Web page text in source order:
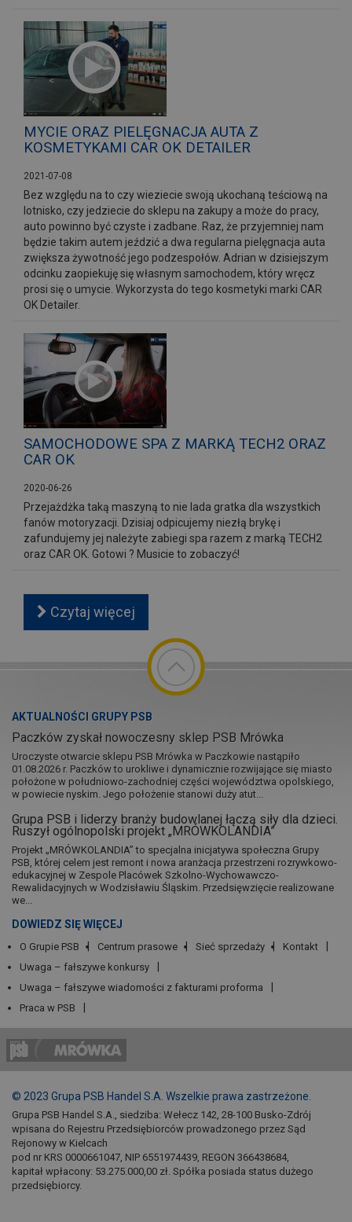
MYCIE ORAZ PIELĘGNACJA AUTA Z
KOSMETYKAMI CAR OK DETAILER
2021-07-08
Bez względu na to czy wieziecie swoją ukochaną teściową na
lotnisko, czy jedziecie do sklepu na zakupy a może do pracy,
auto powinno być czyste i zadbane. Raz, że przyjemniej nam
będzie takim autem jeździć a dwa regularna pielęgnacja auta
zwiększa żywotność jego podzespołów. Adrian w dzisiejszym
odcinku zaopiekuję się własnym samochodem, który wręcz
prosi się o umycie. Wykorzysta do tego kosmetyki marki CAR
OK Detailer.
SAMOCHODOWE SPA Z MARKĄ TECH2 ORAZ
CAR OK
2020-06-26
Przejażdżka taką maszyną to nie lada gratka dla wszystkich
fanów motoryzacji. Dzisiaj odpicujemy niezłą brykę i
zafundujemy jej należyte zabiegi spa razem z marką TECH2
oraz CAR OK. Gotowi ? Musicie to zobaczyć!
Czytaj więcej
AKTUALNOŚCI GRUPY PSB
Paczków zyskał nowoczesny sklep PSB Mrówka
Uroczyste otwarcie sklepu PSB Mrówka w Paczkowie nastąpiło
01.08.2026 r. Paczków to urokliwe i dynamicznie rozwijające się miasto
położone w południowo-zachodniej części województwa opolskiego,
w powiecie nyskim. Jego położenie stanowi duży atut...
Grupa PSB i liderzy branży budowlanej łączą siły dla dzieci.
Ruszył ogólnopolski projekt „MRÓWKOLANDIA”
Projekt „MRÓWKOLANDIA” to specjalna inicjatywa społeczna Grupy
PSB, której celem jest remont i nowa aranżacja przestrzeni rozrywkowo-
edukacyjnej w Zespole Placówek Szkolno-Wychowawczo-
Rewalidacyjnych w Wodzisławiu Śląskim. Przedsięwzięcie realizowane
we...
DOWIEDZ SIĘ WIĘCEJ
O Grupie PSB Centrum prasowe Sieć sprzedaży
Kontakt
Uwaga – fałszywe konkursy
Uwaga – fałszywe wiadomości z fakturami proforma
Praca w PSB
© 2023 Grupa PSB Handel S.A. Wszelkie prawa zastrzeżone.
Grupa PSB Handel S.A., siedziba: Wełecz 142, 28-100 Busko-Zdrój
wpisana do Rejestru Przedsiębiorców prowadzonego przez Sąd
Rejonowy w Kielcach
pod nr KRS 0000661047, NIP 6551974439, REGON 366438684,
kapitał wpłacony: 53.275.000,00 zł. Spółka posiada status dużego
przedsiębiorcy.